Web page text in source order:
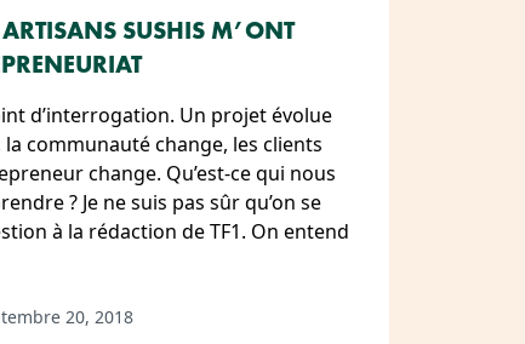
ARTISANS SUSHIS M’ONT
d’interrogation. Un projet évolue
la communauté change, les clients
change. Qu’est-ce qui nous
? Je ne suis pas sûr qu’on se
à la rédaction de TF1. On entend
20, 2018